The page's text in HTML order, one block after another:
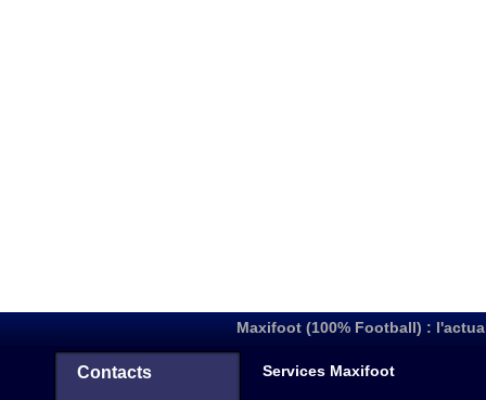
Maxifoot (100% Football) :
Contacts Services Maxifoot